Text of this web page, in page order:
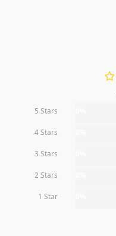
5 Stars
4 Stars
3 Stars
2 Stars
1 Star